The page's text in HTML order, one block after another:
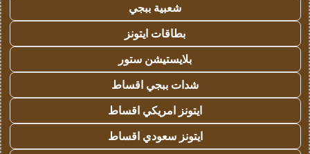
شعبية ببجي
بطاقات ايتونز
بلايستيشن ستور
شدات ببجي اقساط
ايتونز امريكي اقساط
ايتونز سعودي اقساط